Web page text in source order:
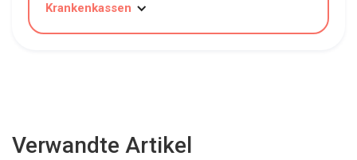
Krankenkassen
Verwandte Artikel